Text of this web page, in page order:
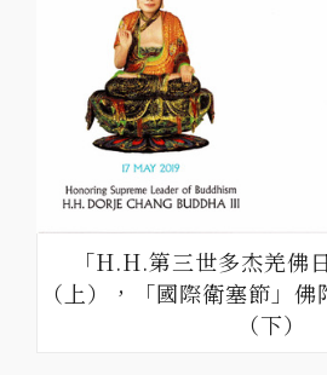
「H.H.第三世多杰羌佛
（上），「國際衛塞節」
（下）